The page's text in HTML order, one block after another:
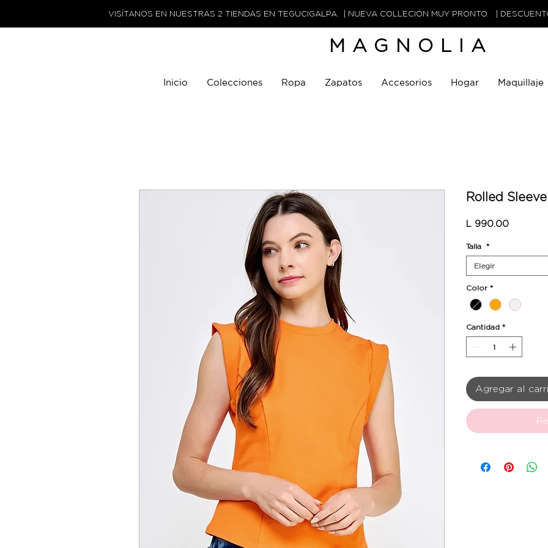
VISÍTANOS EN NUESTRAS 2 TIENDAS EN TEGUCIGALPA. | NUEVA COLLECIÓN MUY PRONTO. |
MAGNOLIA
Inicio Colecciones Ropa Zapatos Accesorios Hogar Maquillaje
Rolled
L 990.00Precio
Talla *
Elegir
Color *
Cantidad *
Agregar al